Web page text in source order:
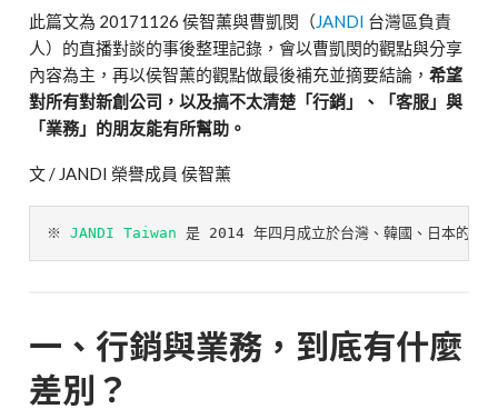
此篇文為 20171126 侯智薰與曹凱閔（JANDI 台灣區負責
人）的直播對談的事後整理記錄，會以曹凱閔的觀點與分享
內容為主，再以侯智薰的觀點做最後補充並摘要結論，希望
對所有對新創公司，以及搞不太清楚「行銷」、「客服」與
「業務」的朋友能有所幫助。
文 / JANDI 榮譽成員 侯智薰
※ JANDI Taiwan 是 2014 年四月成立於台灣、韓國、日本的跨
一、行銷與業務，到底有什麼
差別？